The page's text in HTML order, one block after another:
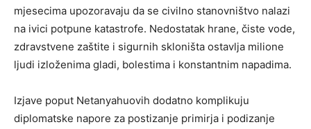
mjesecima upozoravaju da se civilno stanovništvo nalazi
na ivici potpune katastrofe. Nedostatak hrane, čiste vode,
zdravstvene zaštite i sigurnih skloništa ostavlja milione
ljudi izloženima gladi, bolestima i konstantnim napadima.
Izjave poput Netanyahuovih dodatno komplikuju
diplomatske napore za postizanje primirja i podizanje